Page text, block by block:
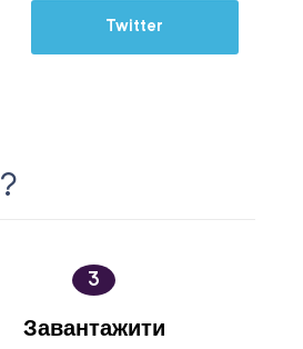
Twitter
3
Завантажити